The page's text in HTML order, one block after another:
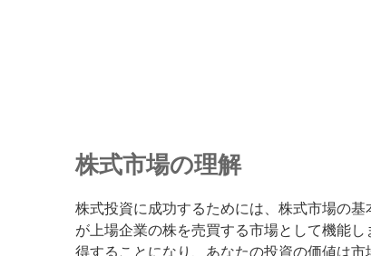
株式市場の理解
株式投資に成功するためには、株式市場の
が上場企業の株を売買する市場として機能
得することになり、あなたの投資の価値は